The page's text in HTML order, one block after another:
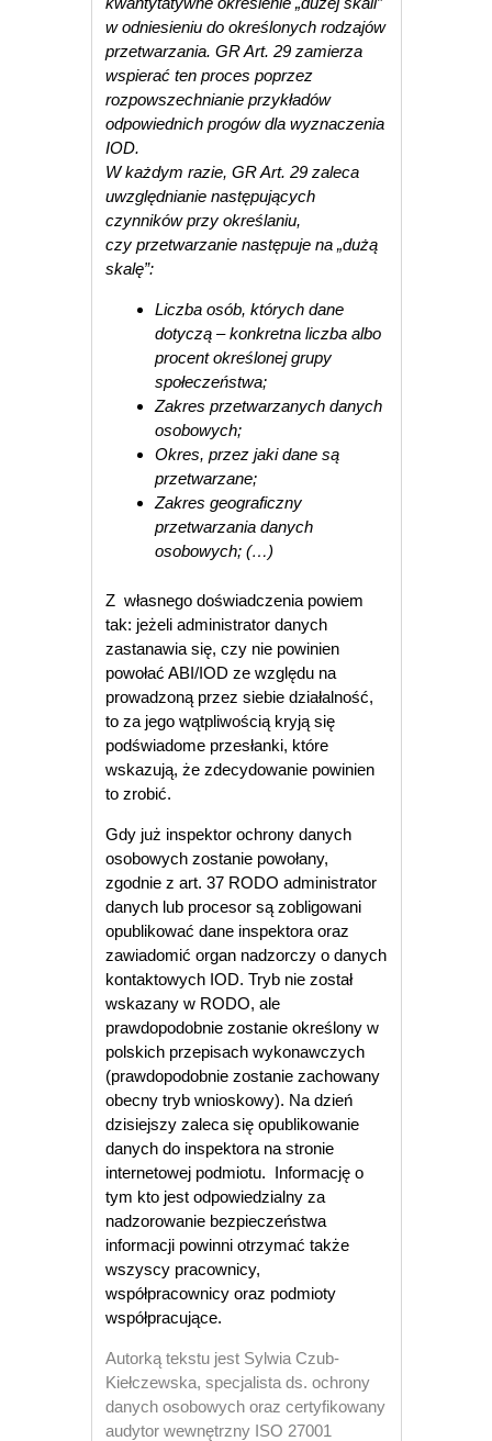
w odniesieniu do określonych rodzajów
przetwarzania. GR Art. 29 zamierza
wspierać ten proces poprzez
rozpowszechnianie przykładów
odpowiednich progów dla wyznaczenia
IOD.
W każdym razie, GR Art. 29 zaleca
uwzględnianie następujących
czynników przy określaniu,
czy przetwarzanie następuje na „dużą
skalę”:
Liczba osób, których dane
dotyczą – konkretna liczba albo
procent określonej grupy
społeczeństwa;
Zakres przetwarzanych danych
osobowych;
Okres, przez jaki dane są
przetwarzane;
Zakres geograficzny
przetwarzania danych
osobowych; (…)
Z własnego doświadczenia powiem
tak: jeżeli administrator danych
zastanawia się, czy nie powinien
powołać ABI/IOD ze względu na
prowadzoną przez siebie działalność,
to za jego wątpliwością kryją się
podświadome przesłanki, które
wskazują, że zdecydowanie powinien
to zrobić.
Gdy już inspektor ochrony danych
osobowych zostanie powołany,
zgodnie z art. 37 RODO administrator
danych lub procesor są zobligowani
opublikować dane inspektora oraz
zawiadomić organ nadzorczy o danych
kontaktowych IOD. Tryb nie został
wskazany w RODO, ale
prawdopodobnie zostanie określony w
polskich przepisach wykonawczych
(prawdopodobnie zostanie zachowany
obecny tryb wnioskowy). Na dzień
dzisiejszy zaleca się opublikowanie
danych do inspektora na stronie
internetowej podmiotu. Informację o
tym kto jest odpowiedzialny za
nadzorowanie bezpieczeństwa
informacji powinni otrzymać także
wszyscy pracownicy,
współpracownicy oraz podmioty
współpracujące.
Autorką tekstu jest Sylwia Czub-
Kiełczewska, specjalista ds. ochrony
danych osobowych oraz certyfikowany
audytor wewnętrzny ISO 27001